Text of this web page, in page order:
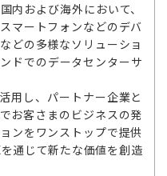
内および海外において、
マートフォンなどのデバ
どの多様なソリューショ
ドでのデータセンターサ
用し、パートナー企業と
お客さまのビジネスの発
ンをワンストップで提供
通じて新たな価値を創造